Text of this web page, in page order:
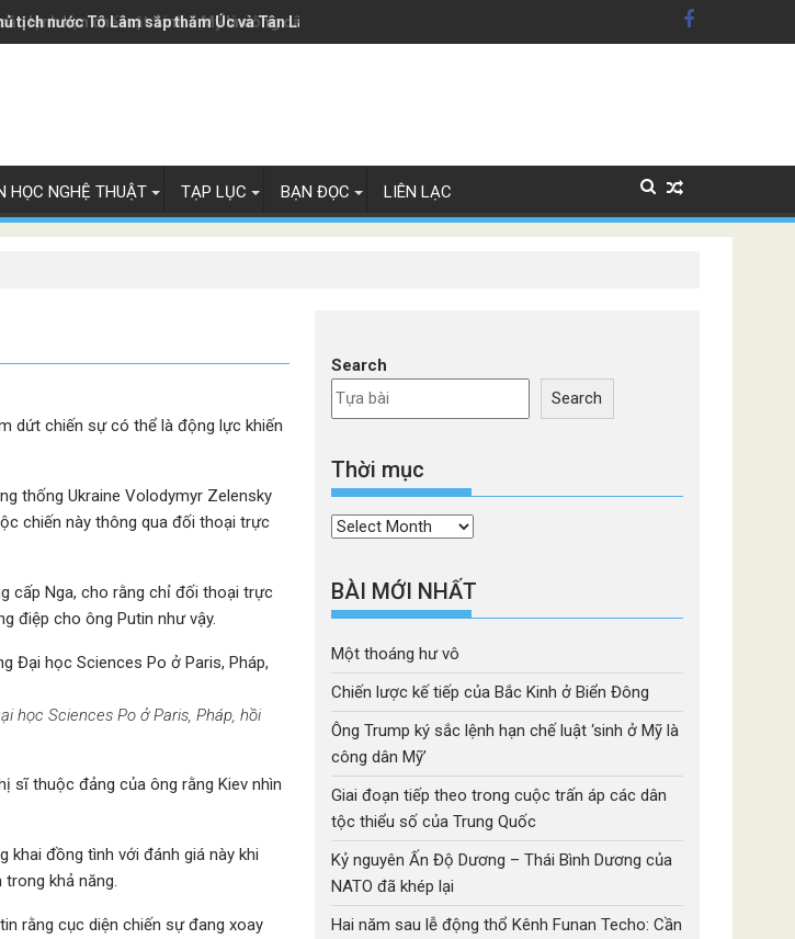
lệnh hạn chế luật 'sinh ở Mỹ là công dân Mỹ'
tịch nước Tô Lâm sắp thăm Úc và Tân Lây Lan
HỌC NGHỆ THUẬT TẠP LỤC BẠN ĐỌC LIÊN LẠC
dứt chiến sự có thể là động lực khiến
thống Ukraine Volodymyr Zelensky
chiến này thông qua đối thoại trực
cấp Nga, cho rằng chỉ đối thoại trực
điệp cho ông Putin như vậy.
học Sciences Po ở Paris, Pháp, hồi
sĩ thuộc đảng của ông rằng Kiev nhìn
khai đồng tình với đánh giá này khi
khả năng.
rằng cục diện chiến sự đang xoay
Search
Search
Thời mục
Thời
BÀI MỚI NHẤT
Một thoáng hư vô
Chiến lược kế tiếp của Bắc Kinh ở Biển Đông
Ông Trump ký sắc lệnh hạn chế luật ‘sinh ở Mỹ là
công dân Mỹ’
Giai đoạn tiếp theo trong cuộc trấn áp các dân
tộc thiểu số của Trung Quốc
Kỷ nguyên Ấn Độ Dương – Thái Bình Dương của
NATO đã khép lại
Hai năm sau lễ động thổ Kênh Funan Techo: Cần